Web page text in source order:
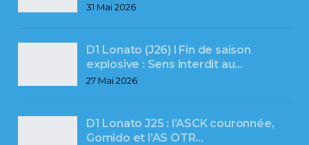
31 Mai 2026
D1 Lonato (J26) l Fin de saison
explosive : Sens interdit au…
27 Mai 2026
D1 Lonato J25 : l’ASCK couronnée,
Gomido et l’AS OTR…